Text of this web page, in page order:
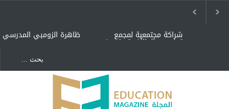
ظاهرة الزومبي المدرسي شراكة مجتمعية لمجمع
تعليمي بالطائف تستهدف
"كنت أنضرب ومافيني إلا
العافية" هل هذا مبرر
لاستمرار أسلوب التربية
المتوارث؟
لماذا تعد برامج توعية الأطفال
بخصوصية الجسد وقاية لا
فضول؟